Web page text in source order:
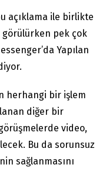
açıklama ile birlikte
görülürken pek çok
Yapılan
herhangi bir işlem
diğer bir
video,
Bu da sorunsuz
sağlanmasını